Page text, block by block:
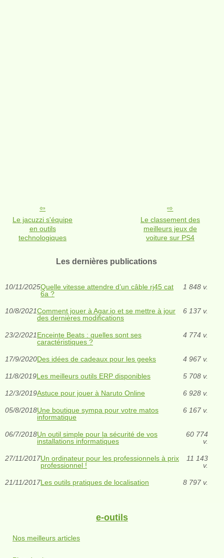
Le jacuzzi s'équipe
en outils
technologiques
Le classement des
meilleurs jeux de
voiture sur PS4
Les dernières publications
10/11/2025Quelle vitesse attendre d’un câble rj45 cat
6a ?
1 848 v.
10/8/2021Comment jouer à Agar.io et se mettre à jour
des dernières modifications
6 137 v.
23/2/2021Enceinte Beats : quelles sont ses
caractéristiques ?
4 774 v.
17/9/2020Des idées de cadeaux pour les geeks 4 967 v.
11/8/2019Les meilleurs outils ERP disponibles 5 708 v.
12/3/2019Astuce pour jouer à Naruto Online 6 928 v.
05/8/2018Une boutique sympa pour votre matos
informatique
6 167 v.
06/7/2018Un outil simple pour la sécurité de vos
installations informatiques
60 774
v.
27/11/2017Un ordinateur pour les professionnels à prix
professionnel !
11 143
v.
21/11/2017Les outils pratiques de localisation 8 797 v.
e-outils
Nos meilleurs articles